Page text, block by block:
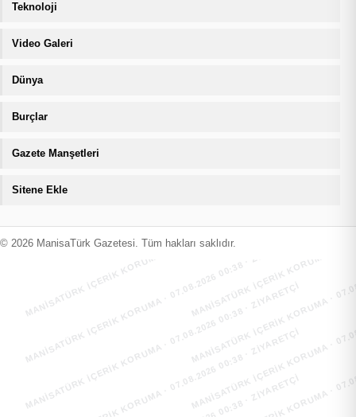
Teknoloji
Video Galeri
Dünya
Burçlar
Gazete Manşetleri
Sitene Ekle
© 2026 ManisaTürk Gazetesi. Tüm hakları saklıdır.
MANİSATÜRK İÇERİK KORUMA · 07.08.2026 00:38 · ZIYARETÇI
MANİSATÜRK İÇERİK KORUMA
MANİSATÜRK İÇERİK KORUMA · 07.08.2026 00:38 · ZIYARETÇI
MANİSATÜRK İÇERİK KORUMA
MANİSATÜRK İÇERİK KORUMA · 07.08.2026 00:38 · ZIYARETÇI
MANİSATÜRK İÇERİK KORUMA